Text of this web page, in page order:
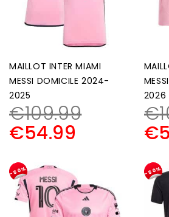
MAILLOT INTER MIAMI
MESSI DOMICILE 2024-
2025
€109.99
€54.99
2026
€
€
-50% -50%